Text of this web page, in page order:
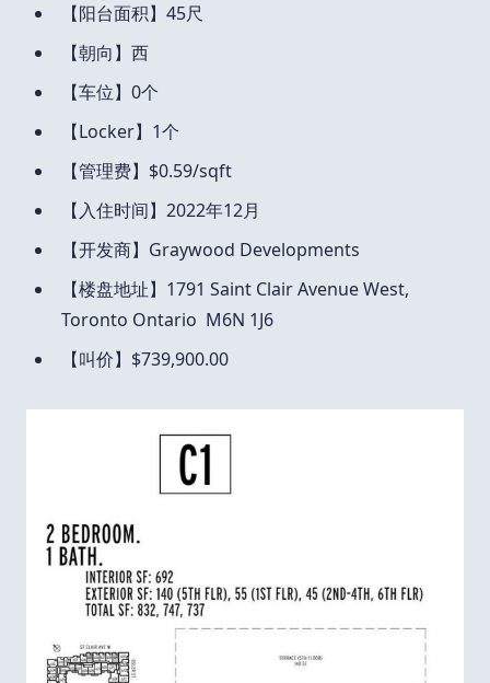
【阳台面积】45尺
【朝向】西
【车位】0个
【Locker】1个
【管理费】$0.59/sqft
【入住时间】2022年12月
【开发商】Graywood Developments
【楼盘地址】1791 Saint Clair Avenue West,
Toronto Ontario M6N 1J6
【叫价】$739,900.00